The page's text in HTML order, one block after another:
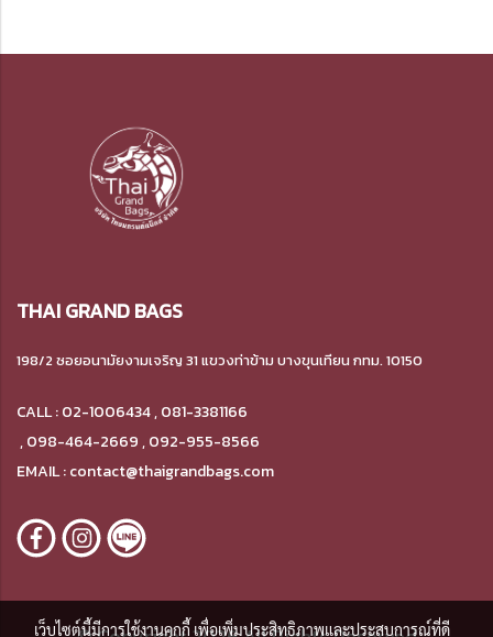
THAI GRAND BAGS
198/2 ซอยอนามัยงามเจริญ 31 แขวงท่าข้าม บางขุนเทียน กทม. 10150
CALL : 02-1006434 , 081-3381166
,098-464-2669 , 092-955-8566
EMAIL : contact@thaigrandbags.com
เว็บไซต์นี้มีการใช้งานคุกกี้ เพื่อเพิ่มประสิทธิภาพและประสบการณ์ที่ดี